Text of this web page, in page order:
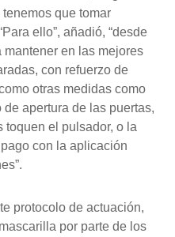
que tomar
ello”, añadió, “desde
mantener en las mejores
con refuerzo de
otras medidas como
apertura de las puertas,
toquen el pulsador, o la
con la aplicación
protocolo de actuación,
por parte de los